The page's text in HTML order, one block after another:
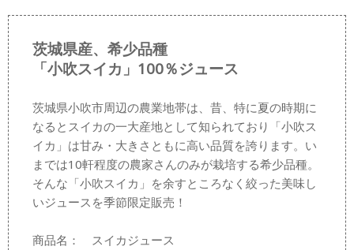
茨城県産、希少品種
「小吹スイカ」100％ジュース
茨城県小吹市周辺の農業地帯は、昔、特に夏の時期に
なるとスイカの一大産地として知られており「小吹ス
イカ」は甘み・大きさともに高い品質を誇ります。い
までは10軒程度の農家さんのみが栽培する希少品種。
そんな「小吹スイカ」を余すところなく絞った美味し
いジュースを季節限定販売！
商品名： スイカジュース